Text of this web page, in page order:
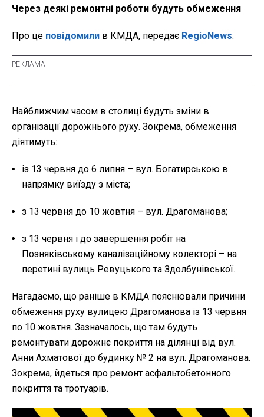
Через деякі ремонтні роботи будуть обмеження
Про це повідомили в КМДА, передає RegioNews.
Найближчим часом в столиці будуть зміни в
організації дорожнього руху. Зокрема, обмеження
діятимуть:
із 13 червня до 6 липня – вул. Богатирською в
напрямку виїзду з міста;
з 13 червня до 10 жовтня – вул. Драгоманова;
з 13 червня і до завершення робіт на
Позняківському каналізаційному колекторі – на
перетині вулиць Ревуцького та Здолбунівської.
Нагадаємо, що раніше в КМДА пояснювали причини
обмеження руху вулицею Драгоманова із 13 червня
по 10 жовтня. Зазначалось, що там будуть
ремонтувати дорожнє покриття на ділянці від вул.
Анни Ахматової до будинку № 2 на вул. Драгоманова.
Зокрема, йдеться про ремонт асфальтобетонного
покриття та тротуарів.